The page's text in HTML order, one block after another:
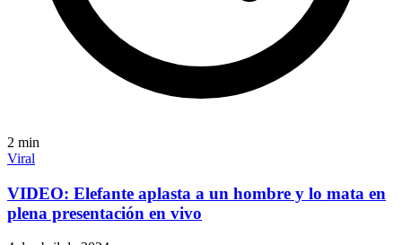
2 min
Viral
VIDEO: Elefante aplasta a un hombre y lo mata en
plena presentación en vivo